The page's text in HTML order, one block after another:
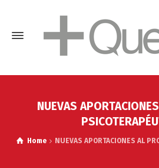
NUEVAS
Home NUEVAS APORTACIONES AL